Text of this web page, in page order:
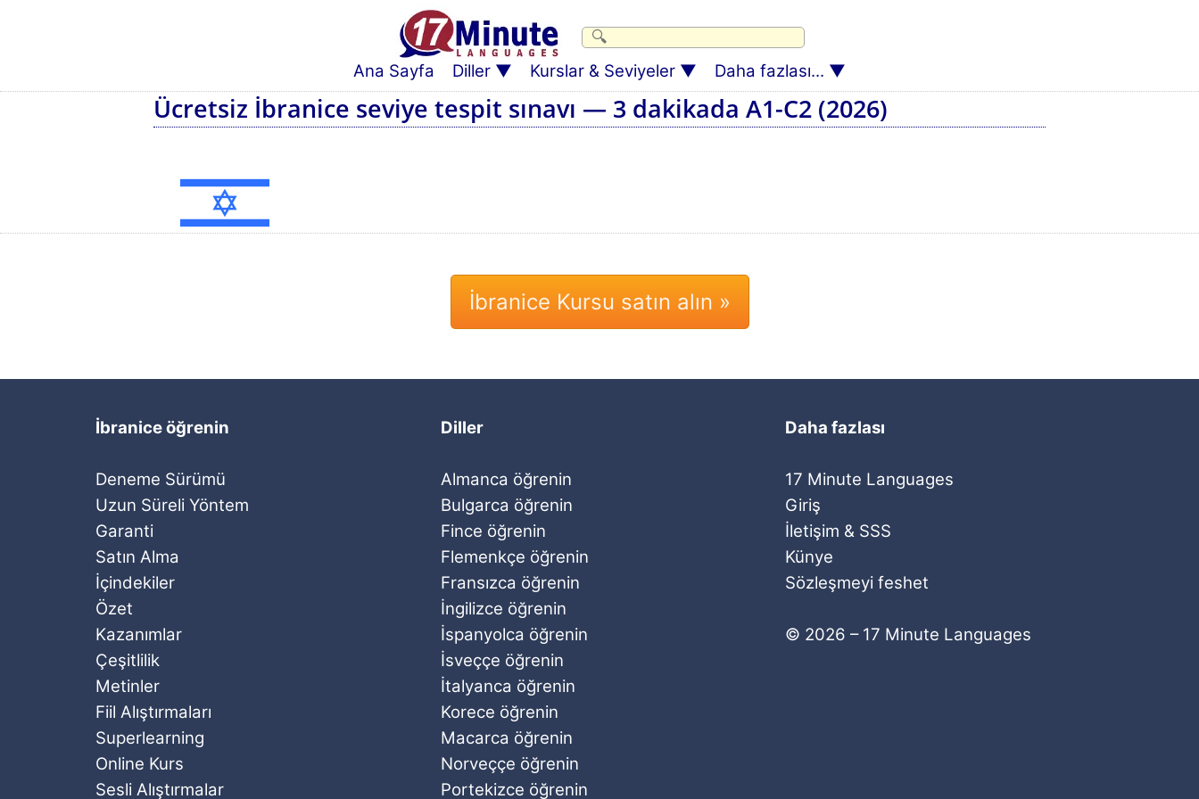
Ana Sayfa Diller Kurslar & Seviyeler Daha fazlası...
Ücretsiz İbranice seviye tespit sınavı — 3 dakikada A1-C2 (2026)
İbranice Kursu satın alın »
İbranice öğrenin
Deneme Sürümü
Uzun Süreli Yöntem
Garanti
Satın Alma
İçindekiler
Özet
Kazanımlar
Çeşitlilik
Metinler
Fiil Alıştırmaları
Superlearning
Online Kurs
Sesli Alıştırmalar
Diller
Almanca öğrenin
Bulgarca öğrenin
Fince öğrenin
Flemenkçe öğrenin
Fransızca öğrenin
İngilizce öğrenin
İspanyolca öğrenin
İsveççe öğrenin
İtalyanca öğrenin
Korece öğrenin
Macarca öğrenin
Norveççe öğrenin
Portekizce öğrenin
Daha fazlası
17 Minute Languages
Giriş
İletişim & SSS
Künye
Sözleşmeyi feshet
© 2026 – 17 Minute Languages